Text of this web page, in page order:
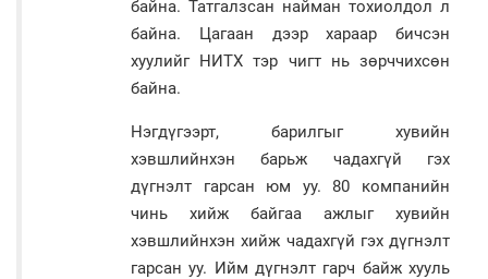
байна. Татгалзсан найман тохиолдол л
байна. Цагаан дээр хараар бичсэн
хуулийг НИТХ тэр чигт нь зөрччихсөн
байна.
Нэгдүгээрт, барилгыг хувийн
хэвшлийнхэн барьж чадахгүй гэх
дүгнэлт гарсан юм уу. 80 компанийн
чинь хийж байгаа ажлыг хувийн
хэвшлийнхэн хийж чадахгүй гэх дүгнэлт
гарсан уу. Ийм дүгнэлт гарч байж хууль